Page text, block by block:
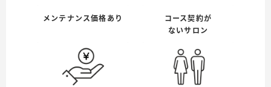
メンテナンス価格あり
コース契約が
ないサロン